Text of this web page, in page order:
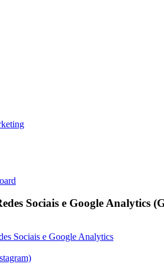
Sociais e Google Analytics
Sociais e Google Analytics